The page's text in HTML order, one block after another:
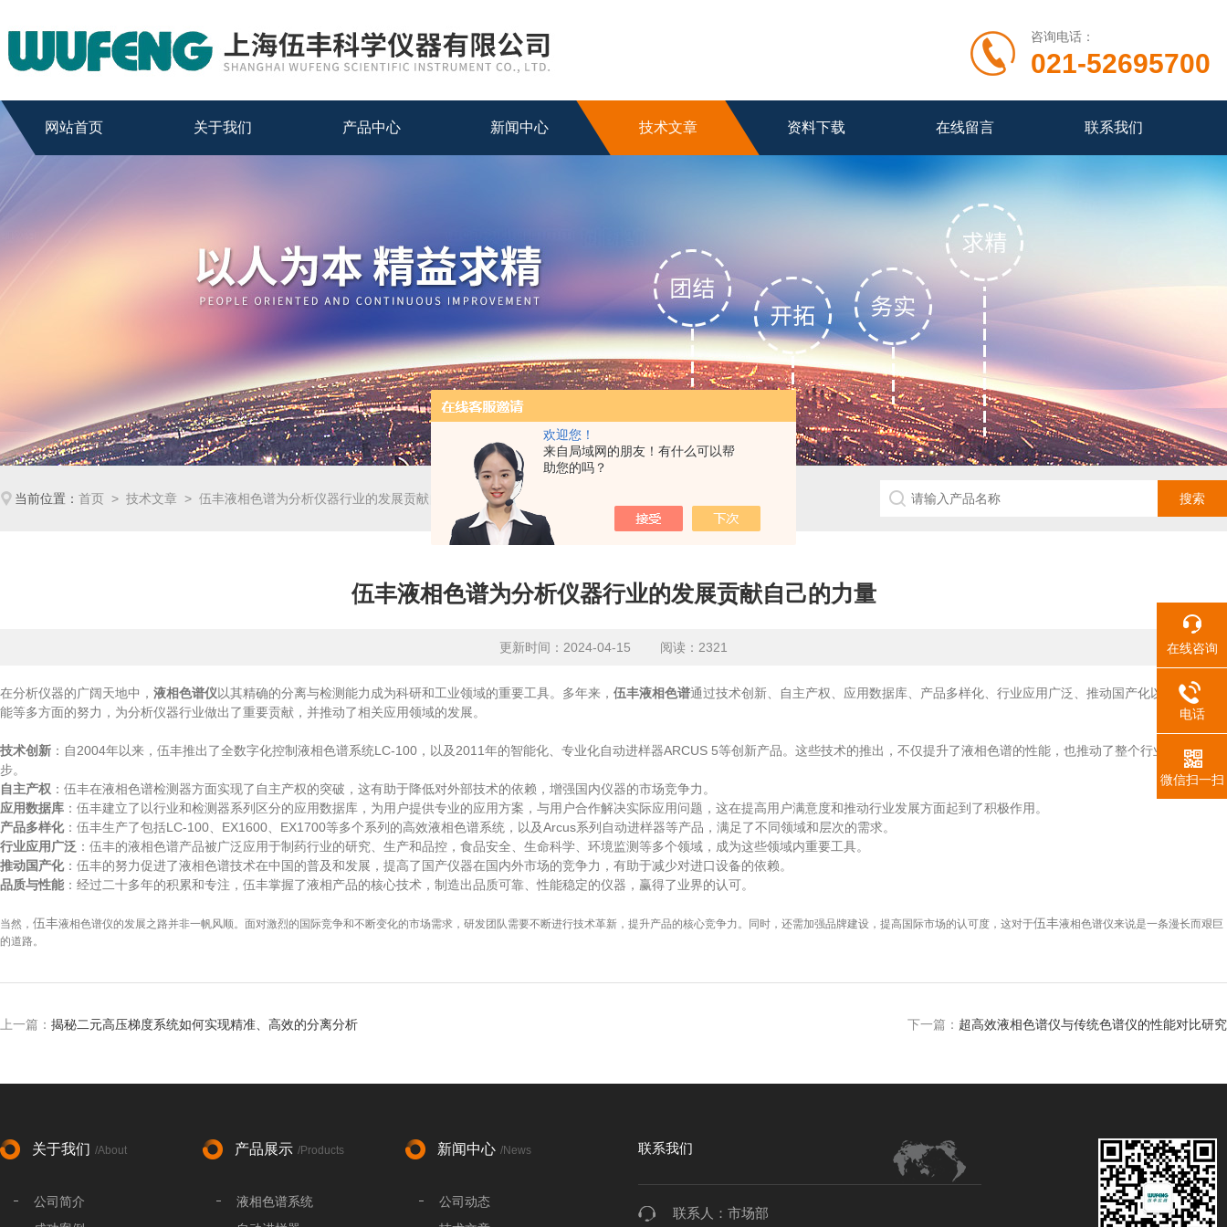
欢迎您！
来自局域网的朋友！有什么可以帮
助您的吗？
咨询电话：
021-52695700
网站首页 关于我们 产品中心 新闻中心 技术文章 资料下载 在线留言 联系我们
当前位置：首页 >技术文章 > 伍丰液相色谱为分析仪器行业的发展贡献自己的力量
伍丰液相色谱为分析仪器行业的发展贡献自己的力量
更新时间：2024-04-15 阅读：2321
在分析仪器的广阔天地中， 液相色谱仪以其精确的分离与检测能力成为科研和工业领域的重要工具。多年来， 伍丰液相色谱通过技术创新、自主产权、应用数据库、产品多样化、行业应用广泛、推动国产化以及品质与性
能等多方面的努力，为分析仪器行业做出了重要贡献，并推动了相关应用领域的发展。
技术创新 ：自2004年以来，伍丰推出了全数字化控制液相色谱系统LC-100，以及2011年的智能化、专业化自动进样器ARCUS 5等创新产品。这些技术的推出，不仅提升了液相色谱的性能，也推动了整个行业的技术进
步。
自主产权 ：伍丰在液相色谱检测器方面实现了自主产权的突破，这有助于降低对外部技术的依赖，增强国内仪器的市场竞争力。
应用数据库 ：伍丰建立了以行业和检测器系列区分的应用数据库，为用户提供专业的应用方案，与用户合作解决实际应用问题，这在提高用户满意度和推动行业发展方面起到了积极作用。
产品多样化：伍丰生产了包括LC-100、EX1600、EX1700等多个系列的高效液相色谱系统，以及Arcus系列自动进样器等产品，满足了不同领域和层次的需求。
行业应用广泛 ：伍丰的液相色谱产品被广泛应用于制药行业的研究、生产和品控，食品安全、生命科学、环境监测等多个领域，成为这些领域内重要工具。
推动国产化：伍丰的努力促进了液相色谱技术在中国的普及和发展，提高了国产仪器在国内外市场的竞争力，有助于减少对进口设备的依赖。
品质与性能 ：经过二十多年的积累和专注，伍丰掌握了液相产品的核心技术，制造出品质可靠、性能稳定的仪器，赢得了业界的认可。
当然， 伍丰液相色谱仪的发展之路并非一帆风顺。面对激烈的国际竞争和不断变化的市场需求，研发团队需要不断进行技术革新，提升产品的核心竞争力。同时，还需加强品牌建设，提高国际市场的认可度，这对于伍丰液相色谱仪来说是一条漫长而艰巨
的道路。
上一篇： 揭秘二元高压梯度系统如何实现精准、高效的分离分析 下一篇： 超高效液相色谱仪与传统色谱仪的性能对比研究
关于我们 /About
公司简介
产品展示 /Products
液相色谱系统
新闻中心 /News
公司动态
联系我们
联系人：市场部
在线咨询
电话
微信扫一扫